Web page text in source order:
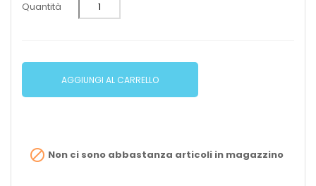
Quantità
AGGIUNGI AL CARRELLO
 Non ci sono abbastanza articoli in magazzino